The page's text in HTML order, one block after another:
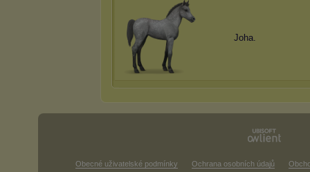
Joha.
Obecné uživatelské podmínky Ochrana osobních údajů